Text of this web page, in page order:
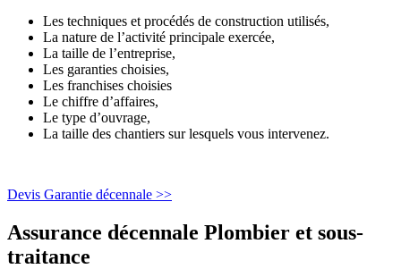
Les techniques et procédés de construction utilisés,
La nature de l’activité principale exercée,
La taille de l’entreprise,
Les garanties choisies,
Les franchises choisies
Le chiffre d’affaires,
Le type d’ouvrage,
La taille des chantiers sur lesquels vous intervenez.
Devis Garantie décennale >>
Assurance décennale Plombier et sous-
traitance